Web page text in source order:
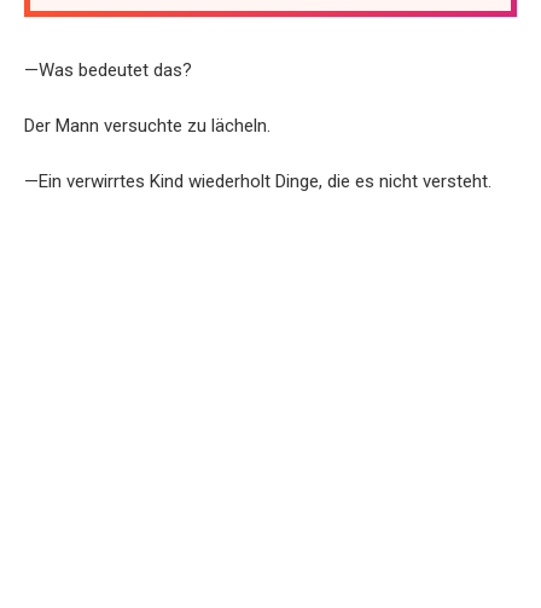
—Was bedeutet das?
Der Mann versuchte zu lächeln.
—Ein verwirrtes Kind wiederholt Dinge, die es nicht versteht.